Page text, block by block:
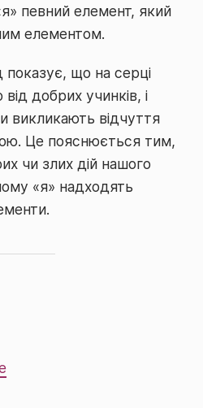
певний елемент, який
елементом.
що на серці
добрих учинків, і
викликають відчуття
Це пояснюється тим,
чи злих дій нашого
«я» надходять